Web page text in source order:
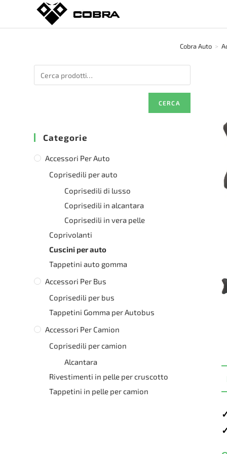
contenuto
Cobra Auto >
CERCA
Categorie
Accessori Per Auto
Coprisedili per auto
Coprisedili di lusso
Coprisedili in alcantara
Coprisedili in vera pelle
Coprivolanti
Cuscini per auto
Tappetini auto gomma
Accessori Per Bus
Coprisedili per bus
Tappetini Gomma per Autobus
Accessori Per Camion
Coprisedili per camion
Alcantara
Rivestimenti in pelle per cruscotto
Tappetini in pelle per camion